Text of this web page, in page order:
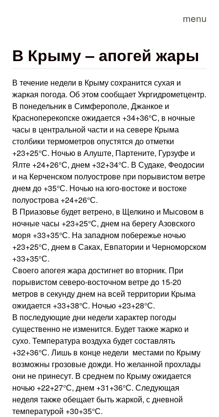
menu
В Крыму – апогей жары
В течение недели в Крыму сохранится сухая и
жаркая погода. Об этом сообщает Укргидрометцентр.
В понедельник в Симферополе, Джанкое и
Красноперекопске ожидается +34+36°С, в ночные
часы в центральной части и на севере Крыма
столбики термометров опустятся до отметки
+23+25°С. Ночью в Алуште, Партените, Гурзуфе и
Ялте +24+26°С, днем +32+34°С. В Судаке, Феодосии
и на Керченском полуострове при порывистом ветре
днем до +35°С. Ночью на юго-востоке и востоке
полуострова +24+26°С.
В Приазовье будет ветрено, в Щелкино и Мысовом в
ночные часы +23+25°С, днем на берегу Азовского
моря +33+35°С. На западном побережье ночью
+23+25°С, днем в Саках, Евпатории и Черноморском
+33+35°С.
Своего апогея жара достигнет во вторник. При
порывистом северо-восточном ветре до 15-20
метров в секунду днем на всей территории Крыма
ожидается +33+38°С. Ночью +23+28°С.
В последующие дни недели характер погоды
существенно не изменится. Будет также жарко и
сухо. Температура воздуха будет составлять
+32+36°С. Лишь в конце недели местами по Крыму
возможны грозовые дожди. Но желанной прохлады
они не принесут. В среднем по Крыму ожидается
ночью +22+27°С, днем +31+36°С. Следующая
неделя также обещает быть жаркой, с дневной
температурой +30+35°С.